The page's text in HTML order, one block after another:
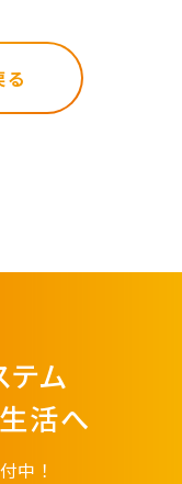
る
テム
活へ
中！